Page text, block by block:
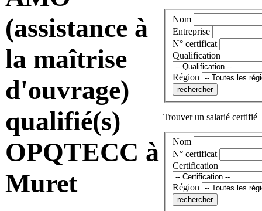
(assistance à
la maîtrise
d'ouvrage)
qualifié(s)
OPQTECC à
Muret
Nom
Entreprise
N° certificat
Qualification
Région
Trouver un salarié certifié
Nom
N° certificat
Certification
Région